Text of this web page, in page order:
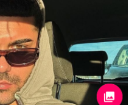
Serien
& Liebe